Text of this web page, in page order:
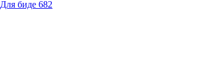
Для биде 682